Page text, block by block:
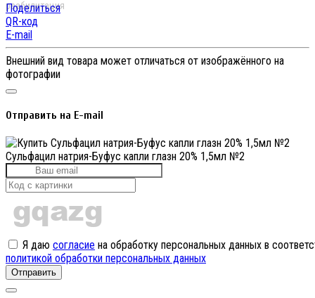
Поделиться
QR-код
E-mail
Внешний вид товара может отличаться от изображённого на
фотографии
Отправить на E-mail
Сульфацил натрия-Буфус капли глазн 20% 1,5мл №2
Я даю согласие на обработку персональных данных в
политикой обработки персональных данных
Отправить